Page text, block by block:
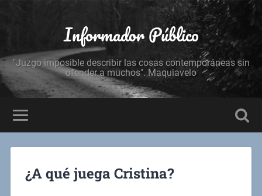
Informador Público
"Juzgo imposible describir las cosas contemporáneas sin
ofender a muchos". Maquiavelo
¿A qué juega Cristina?